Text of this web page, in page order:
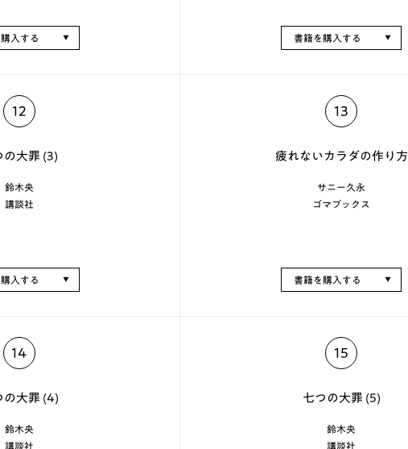
入する 書籍を購入する
12
の大罪 (3)
鈴木央
講談社
入する
13
疲れないカラダの作り方
サニー久永
ゴマブックス
書籍を購入する
14
の大罪 (4)
鈴木央
講談社
15
七つの大罪 (5)
鈴木央
講談社